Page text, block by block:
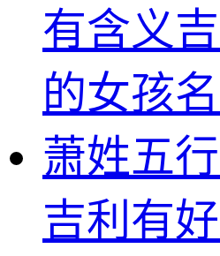
有含义
的女孩
萧姓五
吉利有